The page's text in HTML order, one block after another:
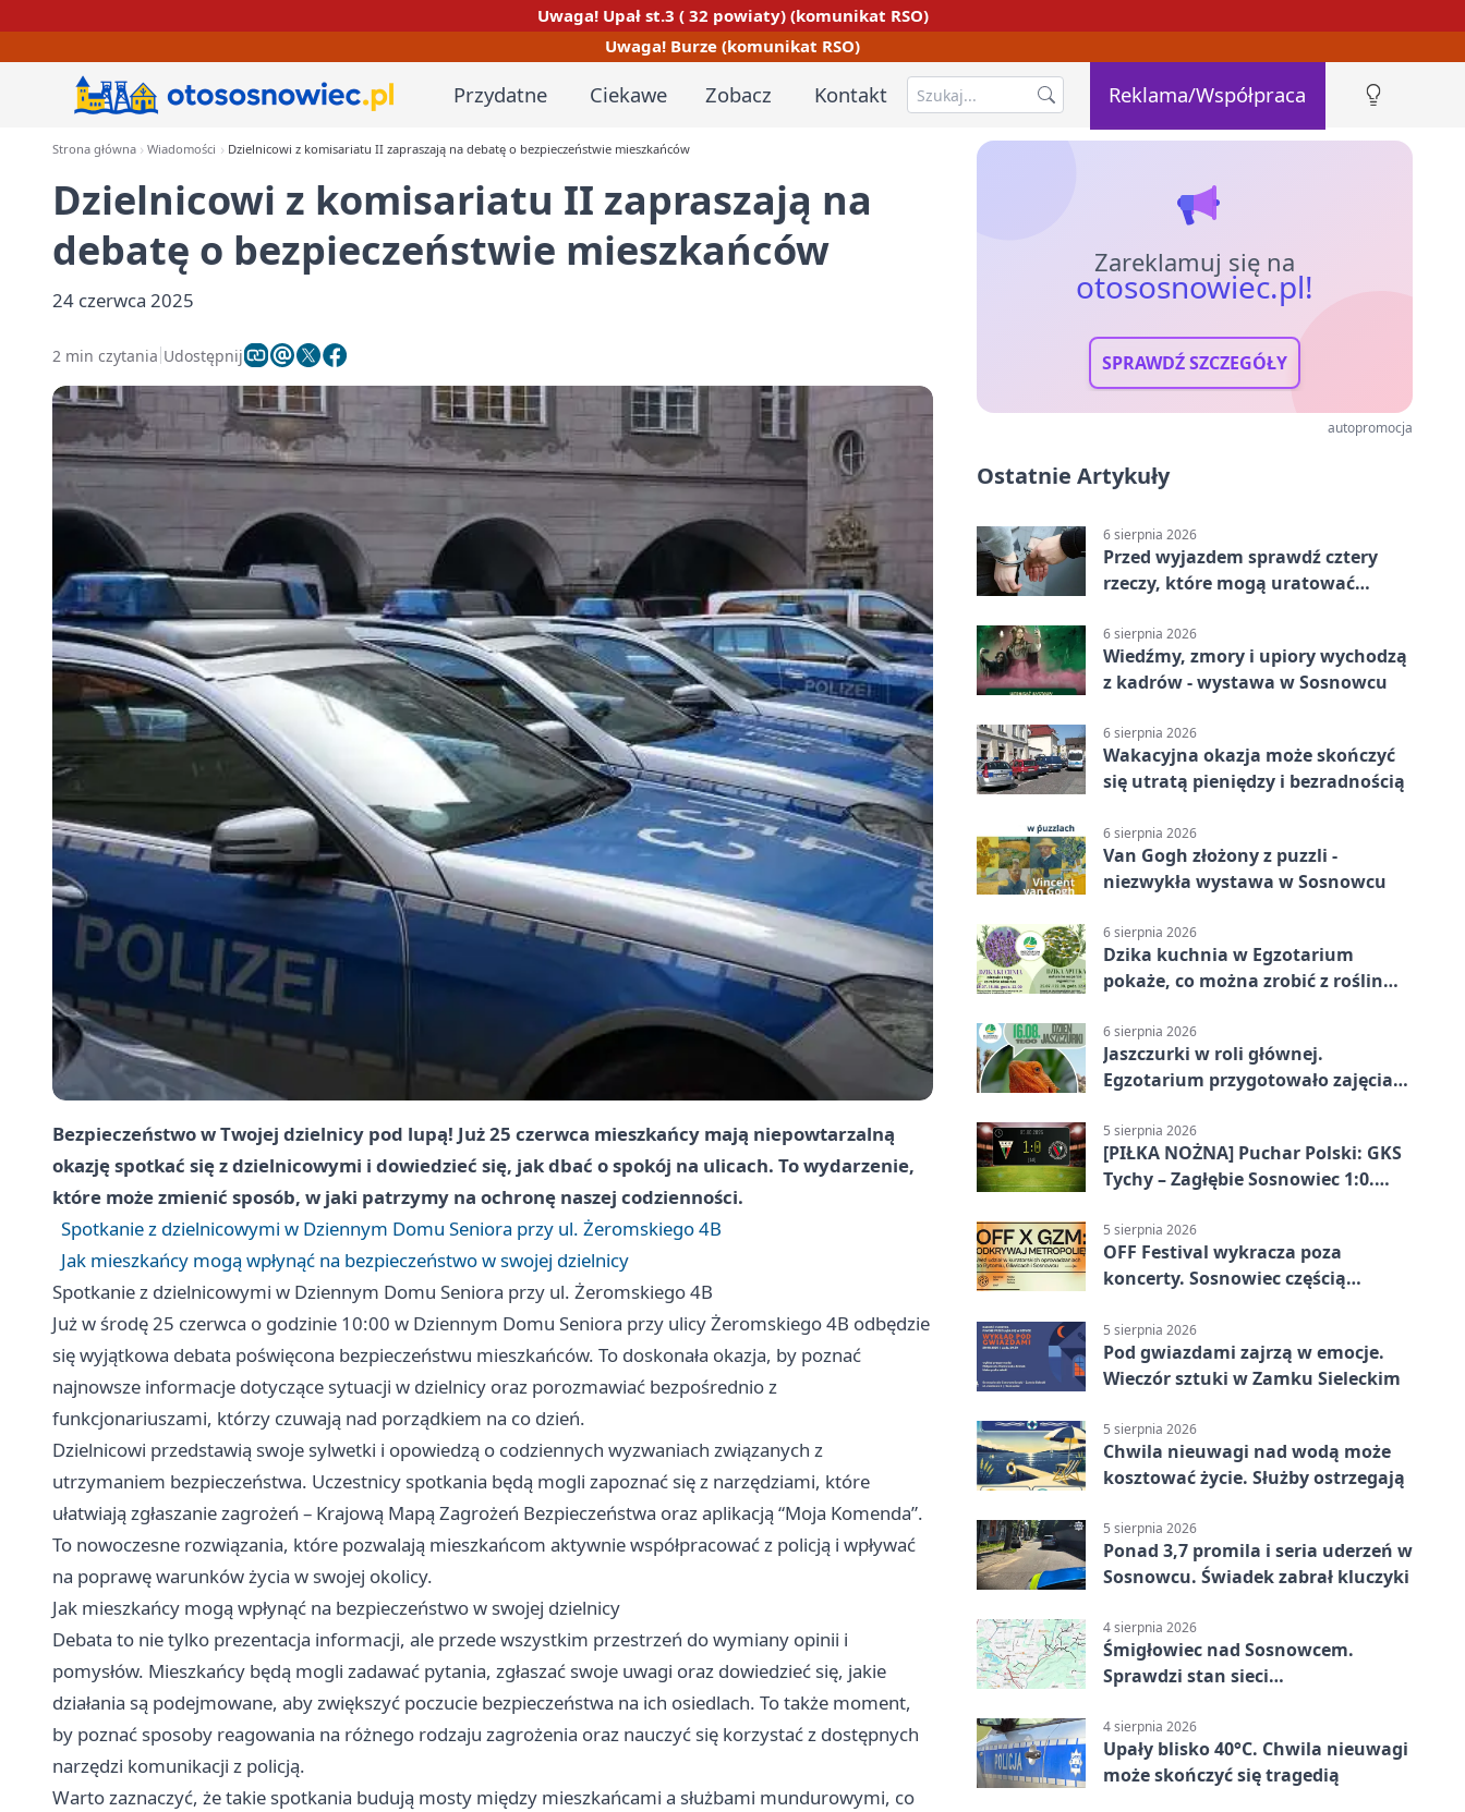
Uwaga! Upał st.3 ( 32 powiaty) (komunikat RSO)
Uwaga! Burze (komunikat RSO)
Przydatne Ciekawe Zobacz Kontakt Reklama/Współpraca
Strona główna Wiadomości Dzielnicowi z komisariatu II zapraszają na debatę o bezpieczeństwie mieszkańców
Dzielnicowi z komisariatu II zapraszają na
debatę o bezpieczeństwie mieszkańców
24 czerwca 2025
2 min czytania Udostępnij
Bezpieczeństwo w Twojej dzielnicy pod lupą! Już 25 czerwca mieszkańcy mają niepowtarzalną
okazję spotkać się z dzielnicowymi i dowiedzieć się, jak dbać o spokój na ulicach. To wydarzenie,
które może zmienić sposób, w jaki patrzymy na ochronę naszej codzienności.
Spotkanie z dzielnicowymi w Dziennym Domu Seniora przy ul. Żeromskiego 4B
Jak mieszkańcy mogą wpłynąć na bezpieczeństwo w swojej dzielnicy
Spotkanie z dzielnicowymi w Dziennym Domu Seniora przy ul. Żeromskiego 4B
Już w środę 25 czerwca o godzinie 10:00 w Dziennym Domu Seniora przy ulicy Żeromskiego 4B odbędzie
się wyjątkowa debata poświęcona bezpieczeństwu mieszkańców. To doskonała okazja, by poznać
najnowsze informacje dotyczące sytuacji w dzielnicy oraz porozmawiać bezpośrednio z
funkcjonariuszami, którzy czuwają nad porządkiem na co dzień.
Dzielnicowi przedstawią swoje sylwetki i opowiedzą o codziennych wyzwaniach związanych z
utrzymaniem bezpieczeństwa. Uczestnicy spotkania będą mogli zapoznać się z narzędziami, które
ułatwiają zgłaszanie zagrożeń – Krajową Mapą Zagrożeń Bezpieczeństwa oraz aplikacją “Moja Komenda”.
To nowoczesne rozwiązania, które pozwalają mieszkańcom aktywnie współpracować z policją i wpływać
na poprawę warunków życia w swojej okolicy.
Jak mieszkańcy mogą wpłynąć na bezpieczeństwo w swojej dzielnicy
Debata to nie tylko prezentacja informacji, ale przede wszystkim przestrzeń do wymiany opinii i
pomysłów. Mieszkańcy będą mogli zadawać pytania, zgłaszać swoje uwagi oraz dowiedzieć się, jakie
działania są podejmowane, aby zwiększyć poczucie bezpieczeństwa na ich osiedlach. To także moment,
by poznać sposoby reagowania na różnego rodzaju zagrożenia oraz nauczyć się korzystać z dostępnych
narzędzi komunikacji z policją.
Warto zaznaczyć, że takie spotkania budują mosty między mieszkańcami a służbami mundurowymi, co
Zareklamuj się na
otososnowiec.pl!
SPRAWDŹ SZCZEGÓŁY
autopromocja
Ostatnie Artykuły
6 sierpnia 2026
Przed wyjazdem sprawdź cztery
rzeczy, które mogą uratować
6 sierpnia 2026
Wiedźmy, zmory i upiory wychodzą
z kadrów - wystawa w Sosnowcu
6 sierpnia 2026
Wakacyjna okazja może skończyć
się utratą pieniędzy i bezradnością
6 sierpnia 2026
Van Gogh złożony z puzzli -
niezwykła wystawa w Sosnowcu
6 sierpnia 2026
Dzika kuchnia w Egzotarium
pokaże, co można zrobić z roślin
6 sierpnia 2026
Jaszczurki w roli głównej.
Egzotarium przygotowało zajęcia
5 sierpnia 2026
[PIŁKA NOŻNA] Puchar Polski: GKS
Tychy – Zagłębie Sosnowiec 1:0.
przed przerwą
5 sierpnia 2026
OFF Festival wykracza poza
koncerty. Sosnowiec częścią
5 sierpnia 2026
Pod gwiazdami zajrzą w emocje.
Wieczór sztuki w Zamku Sieleckim
5 sierpnia 2026
Chwila nieuwagi nad wodą może
kosztować życie. Służby ostrzegają
5 sierpnia 2026
Ponad 3,7 promila i seria uderzeń w
Sosnowcu. Świadek zabrał kluczyki
4 sierpnia 2026
Śmigłowiec nad Sosnowcem.
Sprawdzi stan sieci
4 sierpnia 2026
Upały blisko 40°C. Chwila nieuwagi
może skończyć się tragedią